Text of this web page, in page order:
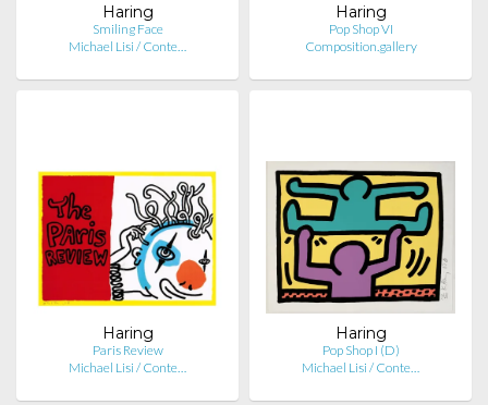
Haring
Smiling Face
Michael Lisi / Conte…
Haring
Pop Shop VI
Composition.gallery
Haring
Paris Review
Michael Lisi / Conte…
Haring
Pop Shop I (D)
Michael Lisi / Conte…